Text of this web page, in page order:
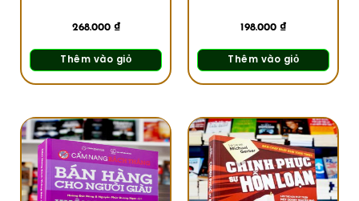
268.000 ₫
Thêm vào giỏ
198.000 ₫
Thêm vào giỏ